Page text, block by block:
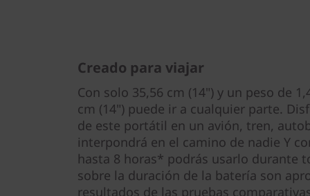
Creado para viajar
Con solo 35,56 cm (14") y un peso de
cm (14") puede ir a cualquier parte.
de este portátil en un avión, tren,
interpondrá en el camino de nadie Y
hasta 8 horas* podrás usarlo durante
sobre la duración de la batería son
resultados de las pruebas